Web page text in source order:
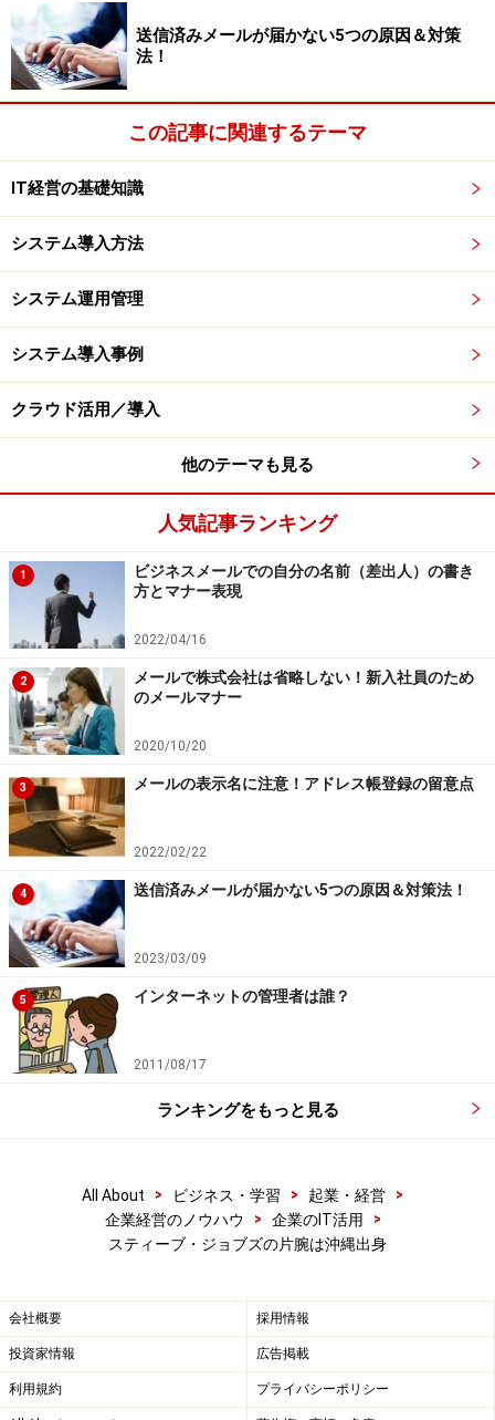
ようやくユーザーはマッキントッシュで日本語が使えま
した。
この状況を見て、さすがにまずいと思ったジョブズはア
ップル社で日本語が唯一話せるジェームス比嘉に「マッ
キントッシュを漢字化するプランを作れ」と命じます。
こうしてジェームス比嘉とプログラマーのケン・クルグ
ラーが作りあげたのが漢字トーク。1986年発売の
の元祖になります。
ジェームス比嘉 iPad、iTunesを開発
ジェームス比嘉 iPod、iTunesを開発
やがてスティーブ・ジョブズがアップルを追われネクス
ト社を起業します。ジョブズに誘われたジェームス比嘉
もアップルを辞め、ネクストジャパンの社長になりま
す。
時が流れ、業績が悪化したアップルはジョブズに救いを
求めます。アップルがネクスト社を買収し、ジョブズが
アップルに返り咲くと、ジェームス比嘉もアップルに戻
り、ジョブズの右腕として活躍します。
ジョブズからまかされたのが携帯音楽プレーヤーとイン
ターネットによる音楽配信サービスのプロジェクト。立
案から半年、約20人のスタッフと商品化を行い、レコー
ド会社との困難な交渉をこなし、これがiPod、iTunesに
なります。
ジェームス比嘉は沖縄の島唄のように、世界のいたる所
によい音楽があり、これをiTunesで広めたいと考えてい
ました。iTunesストアに日本で初めて登録されたグルー
プは「りんけんバンド」。「りんけんバンド」とは、沖
奏しています。
スティーブ・ジョブズが亡くなった後、ジェームス比嘉
けながら、サンフランシスコで拡大し続ける所得格差を
解消するため、多くの時間をベイエリアの慈善活動に割
いています。
送信済みメールが届かない5つの原因＆対策
法！
この記事に関連するテーマ
IT経営の基礎知識
システム導入方法
システム運用管理
システム導入事例
クラウド活用／導入
他のテーマも見る
人気記事ランキング
1
ビジネスメールでの自分の名前（差出人）の書き
方とマナー表現
2022/04/16
2
メールで株式会社は省略しない！新入社員のため
のメールマナー
2020/10/20
3 メールの表示名に注意！アドレス帳登録の留意点
2022/02/22
4 送信済みメールが届かない5つの原因＆対策法！
2023/03/09
5 インターネットの管理者は誰？
2011/08/17
ランキングをもっと見る
All About > ビジネス・学習 > 起業・経営
>
企業経営のノウハウ
> 企業のIT活用
>
スティーブ・ジョブズの片腕は沖縄出身
会社概要 採用情報
投資家情報 広告掲載
利用規約 プライバシーポリシー